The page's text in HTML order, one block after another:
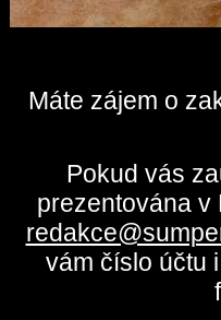
Máte zájem o
Pokud vás
prezentována v
vám číslo účtu